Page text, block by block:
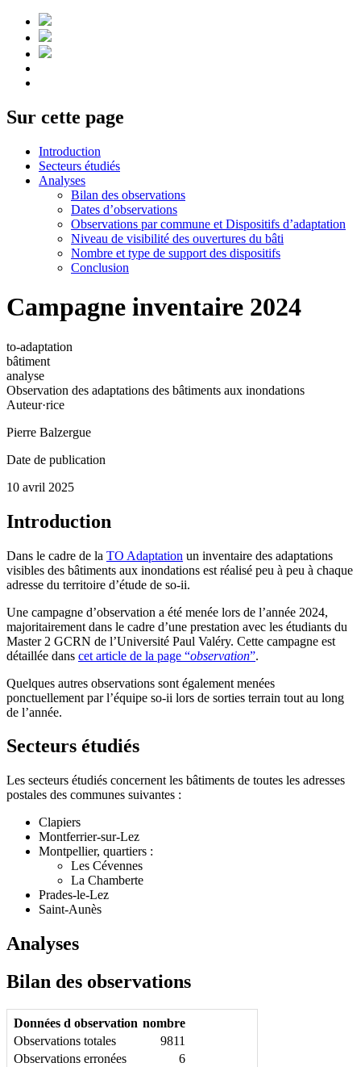
Sur cette page
Introduction
Secteurs étudiés
Analyses
Bilan des observations
Dates d’observations
Observations par commune et Dispositifs d’adaptation
Niveau de visibilité des ouvertures du bâti
Nombre et type de support des dispositifs
Conclusion
Campagne inventaire 2024
to-adaptation
bâtiment
analyse
Observation des adaptations des bâtiments aux inondations
Auteur·rice
Pierre Balzergue
Date de publication
10 avril 2025
Introduction
Dans le cadre de la TO Adaptation un inventaire des adaptations
visibles des bâtiments aux inondations est réalisé peu à peu à chaque
adresse du territoire d’étude de so-ii.
Une campagne d’observation a été menée lors de l’année 2024,
majoritairement dans le cadre d’une prestation avec les étudiants du
Master 2 GCRN de l’Université Paul Valéry. Cette campagne est
détaillée dans cet article de la page “observation”.
Quelques autres observations sont également menées
ponctuellement par l’équipe so-ii lors de sorties terrain tout au long
de l’année.
Secteurs étudiés
Les secteurs étudiés concernent les bâtiments de toutes les adresses
postales des communes suivantes :
Clapiers
Montferrier-sur-Lez
Montpellier, quartiers :
Les Cévennes
La Chamberte
Prades-le-Lez
Saint-Aunès
Analyses
Bilan des observations
Données d observation nombre
Observations totales
9811
Observations erronées
6